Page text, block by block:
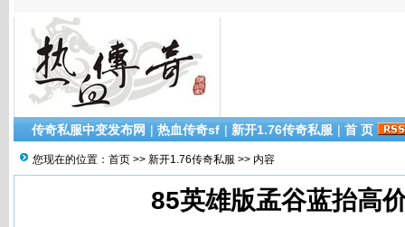
传奇私服中变发布网 | 热血传奇sf | 新开1.76传奇私服 | 首 页
您现在的位置： 首页 >> 新开1.76传奇私服 >> 内容
85英雄版孟谷蓝抬高